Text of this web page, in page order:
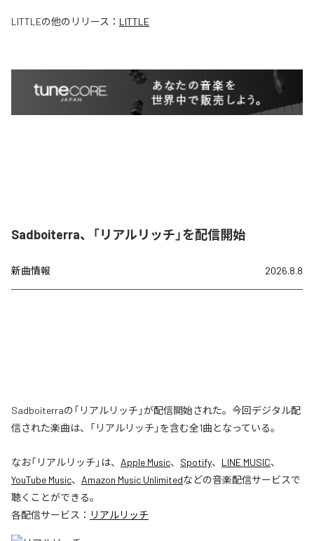
LITTLEの他のリリース： LITTLE
Sadboiterra、「リアルリッチ」を配信開始
新曲情報 2026.8.8
Sadboiterraの「リアルリッチ」が配信開始された。今回デジタル配
信された楽曲は、「リアルリッチ」を含む全1曲となっている。
なお「リアルリッチ 」は、 Apple Music、 Spotify、 LINE MUSIC、
YouTube Music、 Amazon Music Unlimitedなどの音楽配信サービスで
聴くことができる。
各配信サービス： リアルリッチ